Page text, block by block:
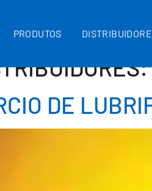
PRODUTOS
DE